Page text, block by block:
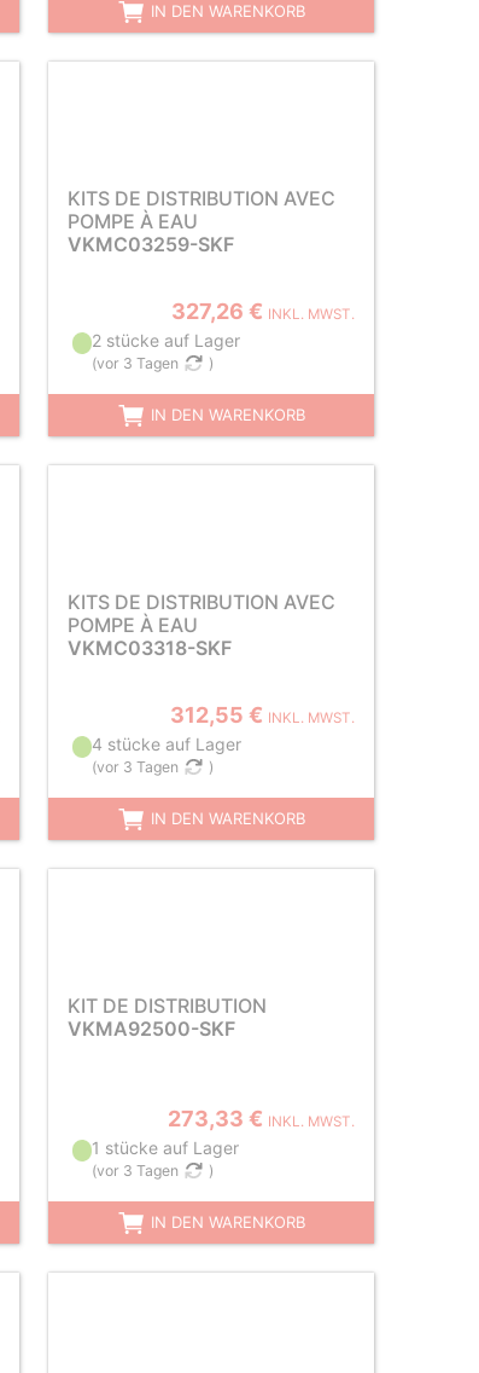
IN DEN WARENKORB
KITS DE DISTRIBUTION AVEC
POMPE À EAU
VKMC03259-SKF
327,26 € INKL. MWST.
2 stücke auf Lager
(vor 3 Tagen )
IN DEN WARENKORB
KITS DE DISTRIBUTION AVEC
POMPE À EAU
VKMC03318-SKF
312,55 € INKL. MWST.
4 stücke auf Lager
(vor 3 Tagen )
IN DEN WARENKORB
KIT DE DISTRIBUTION
VKMA92500-SKF
273,33 € INKL. MWST.
1 stücke auf Lager
(vor 3 Tagen )
IN DEN WARENKORB